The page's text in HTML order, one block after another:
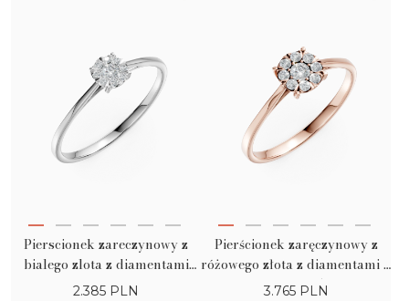
Pierscionek zareczynowy z
bialego zlota z diamentami
0.1ct
2.385 PLN
Pierścionek zaręczynowy z
różowego złota z diamentami o
masie 0.25ct
3.765 PLN